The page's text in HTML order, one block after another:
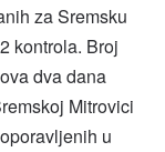
za Sremsku
kontrola. Broj
dva dana
Mitrovici
u